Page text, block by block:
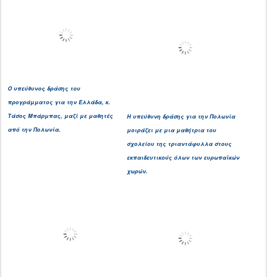
O υπεύθυνος δράσης του
προγράμματος για την Ελλάδα, κ.
Τάσος Μπάρμπας, μαζί με μαθητές
από την Πολωνία.
Η υπεύθυνη δράσης για την Πολωνία
μοιράζει με μια μαθήτρια του
σχολείου της τριαντάφυλλα στους
εκπαιδευτικούς όλων των ευρωπαϊκών
χωρών.